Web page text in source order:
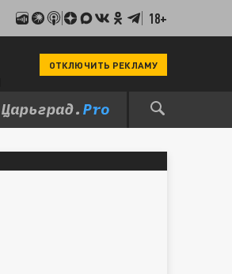
18+
ОТКЛЮЧИТЬ РЕКЛАМУ